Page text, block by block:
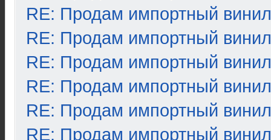
RE: Продам импортный винил
RE: Продам импортный винил
RE: Продам импортный винил
RE: Продам импортный винил
RE: Продам импортный винил
RE: Продам импортный винил